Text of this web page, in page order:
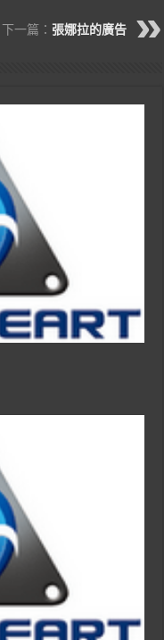
下一篇： 張娜拉的廣告